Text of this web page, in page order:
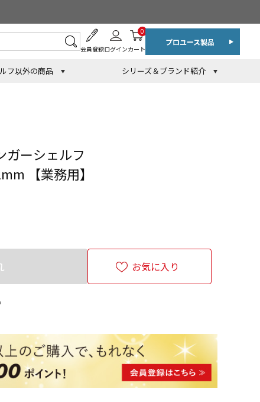
会員登録ログインカート
0
プロユース製品
フ以外の商品 シリーズ＆ブランド紹介
ガーシェルフ
【業務用】
お気に入り